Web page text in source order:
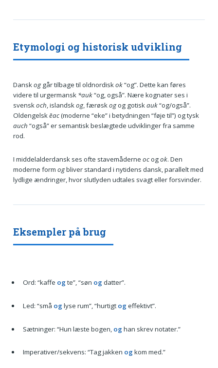
Etymologi og historisk udvikling
Danskoggår tilbage til oldnordiskok“og”. Dette kan føres
videre til urgermansk *auk“og, også”. Nære kognater ses i
svenskoch, islandskog, færøskogog gotiskauk“og/også”.
Oldengelskēac(moderne “eke” i betydningen “føje til”) og tysk
auch “også” er semantisk beslægtede udviklinger fra samme
rod.
I middelalderdansk ses ofte stavemåderne ocogok. Den
moderne form ogbliver standard i nytidens dansk, parallelt med
lydlige ændringer, hvor slutlyden udtales svagt eller forsvinder.
Eksempler på brug
Ord: “kaffe og te”, “søn og datter”.
Led: “små og lyse rum”, “hurtigt og effektivt”.
Sætninger: “Hun læste bogen, og han skrev notater.”
Imperativer/sekvens: “Tag jakken og kom med.”